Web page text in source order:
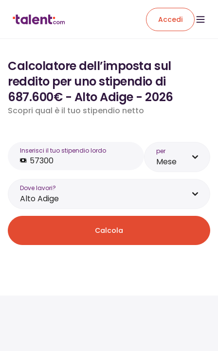
Accedi
Calcolatore dell’imposta sul
reddito per uno stipendio di
687.600€ - Alto Adige - 2026
Scopri qual è il tuo stipendio netto
Inserisci il tuo stipendio lordo per
Mese
Dove lavori?
Alto Adige
Calcola